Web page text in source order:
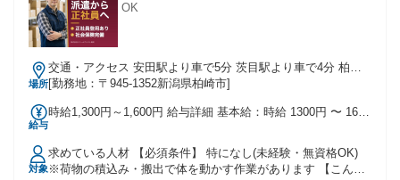
OK
場所
交通・アクセス 安田駅より車で5分 茨目駅より車で4分 柏崎
ICより車で6分
[勤務地：〒945-1352新潟県柏崎市]
給与
時給1,300円～1,600円 給与詳細 基本給：時給 1300円 〜 1600
対象
求めている人材 【必須条件】 特になし(未経験・無資格OK)
※荷物の積込み・搬出で体を動かす作業があります 【こんな